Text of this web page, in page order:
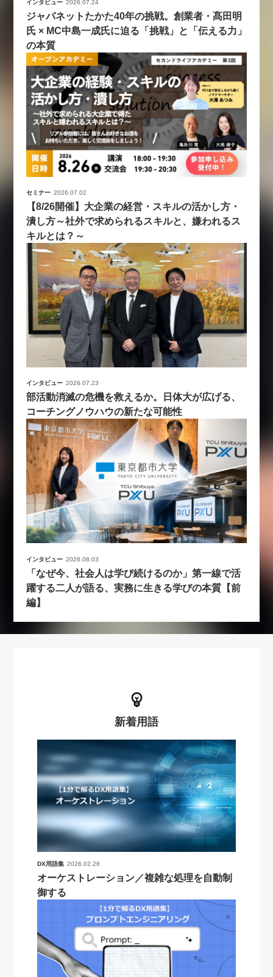
インタビュー 2026.07.24
ジャパネットたかた40年の挑戦。創業者・髙田明
氏 × MC中島一成氏に迫る「挑戦」と「伝える力」
の本質
セミナー 2026.07.02
【8/26開催】大企業の経営・スキルの活かし方・
潰し方～社外で求められるスキルと、嫌われるス
キルとは？～
インタビュー 2026.07.23
部活動消滅の危機を救えるか。日体大が広げる、
コーチングノウハウの新たな可能性
インタビュー 2026.08.03
「なぜ今、社会人は学び続けるのか」第一線で活
躍する二人が語る、実務に生きる学びの本質【前
編】
新着用語
DX用語集 2026.02.26
オーケストレーション／複雑な処理を自動制
御する